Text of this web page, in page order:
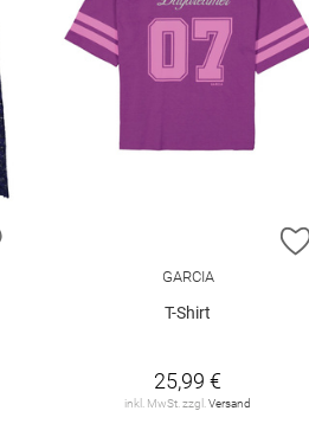
ZUR WUNSCHLISTE HINZUFÜGEN
GARCIA
T-Shirt
25,99 €
inkl. MwSt. zzgl.Versand